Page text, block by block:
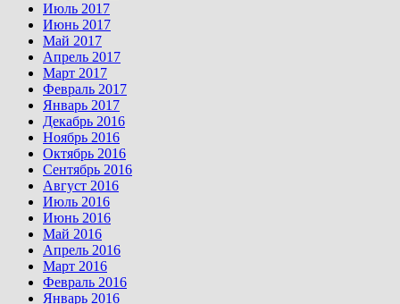
Июль 2017
Июнь 2017
Май 2017
Апрель 2017
Март 2017
Февраль 2017
Январь 2017
Декабрь 2016
Ноябрь 2016
Октябрь 2016
Сентябрь 2016
Август 2016
Июль 2016
Июнь 2016
Май 2016
Апрель 2016
Март 2016
Февраль 2016
Январь 2016